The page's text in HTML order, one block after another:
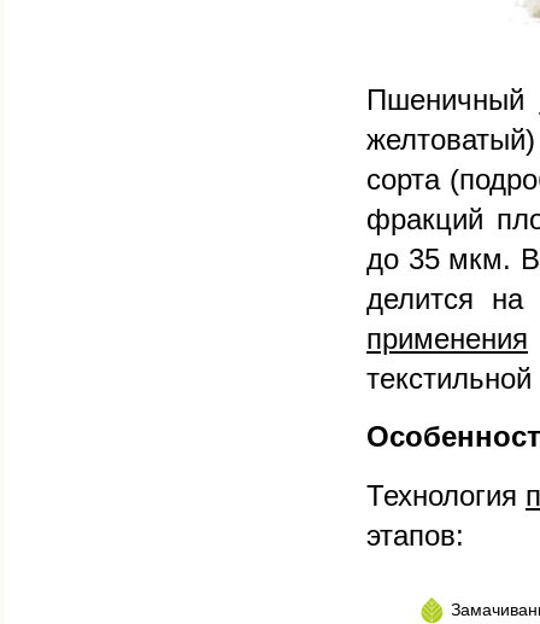
Пшеничный
сорта
фракций
до 35 мкм. В
делится
применения
Технология
этапов: